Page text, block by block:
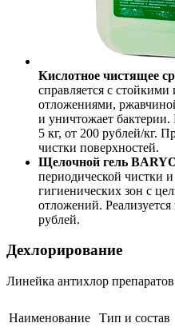
Кислотное чистящее
справляется с
отложениями,
и уничтожает бактерии.
5 кг, от 200 рублей/кг.
чистки поверхностей.
Щелочной гель
периодической чистки
гигиенических зон с
отложений.
рублей.
Дехлорирование
Линейка антихлор
Наименование Тип и состав